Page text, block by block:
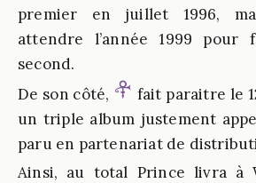
premier en juillet 1996,
attendre l’année 1999 pour
second.
De son côté,
fait paraitre le
un triple album justement
paru en partenariat de
Ainsi, au total Prince livra à